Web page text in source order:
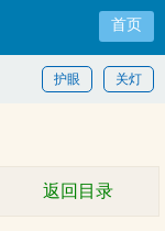
首页
关灯
护眼
返回目录